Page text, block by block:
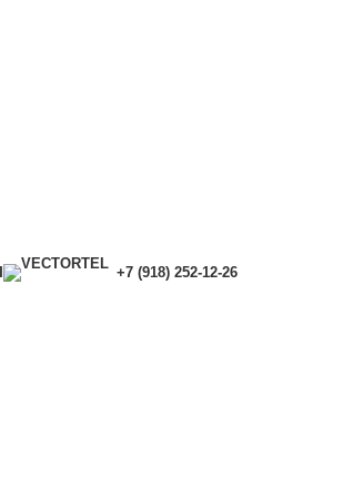
+7 (918) 252-12-26